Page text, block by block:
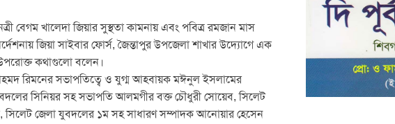
বেগম খালেদা জিয়ার সুস্থতা কামনায় এবং পবিত্র রমজান মাস
জিয়া সাইবার ফোর্স, জৈন্তাপুর উপজেলা শাখার উদ্যোগে এক
উপরোক্ত কথাগুলো বলেন।
রিমনের সভাপতিত্বে ও যুগ্ম আহবায়ক মঈনুল ইসলামের
সিনিয়র সহ সভাপতি আলমগীর বক্ত চৌধুরী সোয়েব, সিলেট
সিলেট জেলা যুবদলের ১ম সহ সাধারণ সম্পাদক আনোয়ার হেসেন